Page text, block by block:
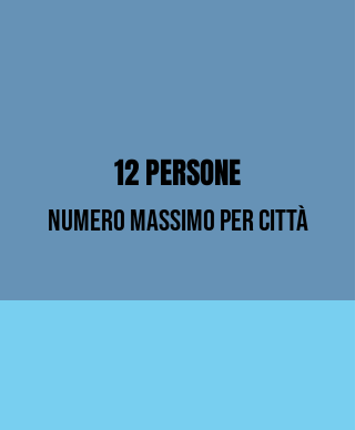
12 PERSONE
NUMERO MASSIMO PER CITTà